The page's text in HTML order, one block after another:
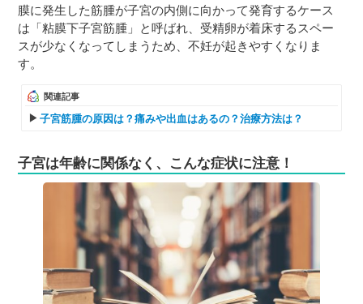
膜に発生した筋腫が子宮の内側に向かって発育するケース
は「粘膜下子宮筋腫」と呼ばれ、受精卵が着床するスペー
スが少なくなってしまうため、不妊が起きやすくなりま
す。
関連記事
子宮筋腫の原因は？痛みや出血はあるの？治療方法は？
子宮は年齢に関係なく、こんな症状に注意！